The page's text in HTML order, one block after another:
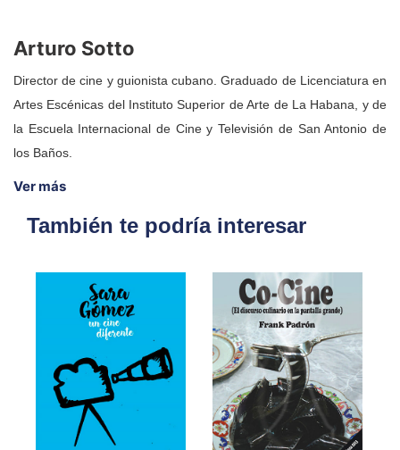
Arturo Sotto
Director de cine y guionista cubano. Graduado de Licenciatura en
Artes Escénicas del Instituto Superior de Arte de La Habana, y de
la Escuela Internacional de Cine y Televisión de San Antonio de
los Baños.
Ver más
También te podría interesar